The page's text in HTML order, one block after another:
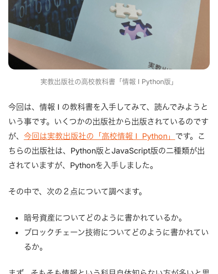
実教出版社の高校教科書「情報 I Python版」
今回は、情報 I の教科書を入手してみて、読んでみようと
いう事です。いくつかの出版社から出版されているのです
が、 今回は実教出版社の「高校情報 I Python」 です。こ
ちらの出版社は、Python版とJavaScript版の二種類が出
されていますが、Pythonを入手しました。
その中で、次の２点について調べます。
暗号資産についてどのように書かれているか。
ブロックチェーン技術についてどのように書かれてい
るか。